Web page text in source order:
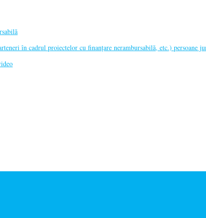
în cadrul proiectelor cu finanțare nerambursabilă, etc.) persoane